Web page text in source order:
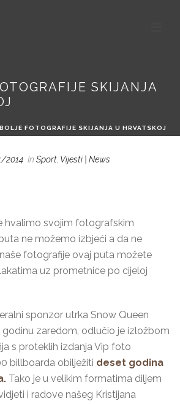
SKIJANJA
FOTOGRAFIJE SKIJANJA U HRVATSKOJ
2014 In Sport Vijesti | News
hvalimo svojim fotografskim
ne možemo izbjeći a da ne
fotografije ovaj puta možete
uz prometnice po cijeloj
sponzor utrka Snow Queen
zaredom, odlučio je izložbom
s proteklih izdanja Vip foto
billboarda obilježiti deset godina
Tako je u velikim formatima diljem
i radove našeg Kristijana